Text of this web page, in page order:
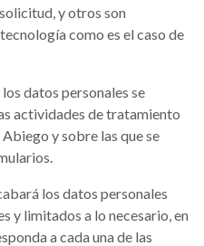
y otros son
como es el caso de
datos personales se
actividades de tratamiento
y sobre las que se
los datos personales
y limitados a lo necesario, en
a cada una de las